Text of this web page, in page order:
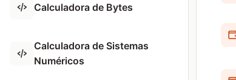
Calculadora de Bytes
Calculadora de Sistemas
Numéricos